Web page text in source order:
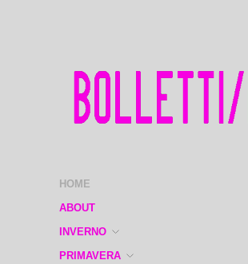
HOME
ABOUT
INVERNO
PRIMAVERA